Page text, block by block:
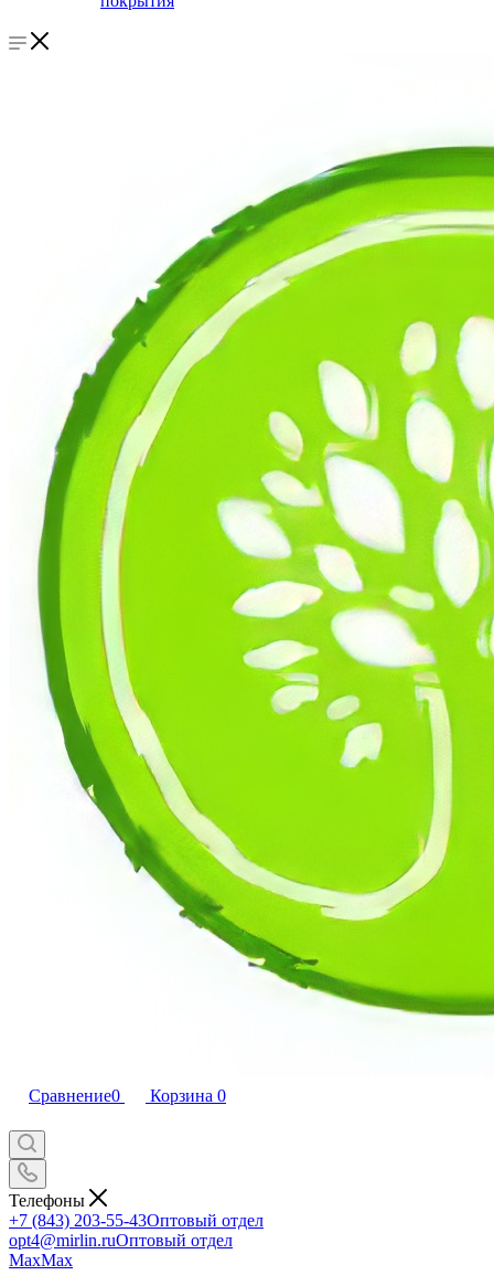
Сравнение0 Корзина 0
Телефоны
+7 (843) 203-55-43Оптовый отдел
opt4@mirlin.ruОптовый отдел
MaxMax